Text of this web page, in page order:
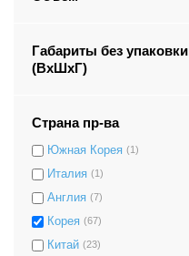
Габариты без упаковки
(ВxШxГ)
Страна пр-ва
Южная Корея (1)
Италия (1)
Англия (7)
Корея (67)
Китай (23)